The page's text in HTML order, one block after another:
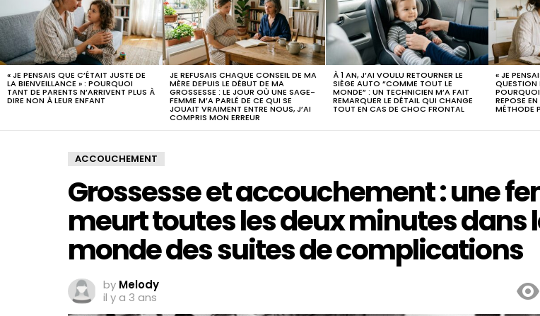
« JE PENSAIS QUE C’ÉTAIT JUSTE DE
LA BIENVEILLANCE » : POURQUOI
TANT DE PARENTS N’ARRIVENT PLUS À
DIRE NON À LEUR ENFANT
JE REFUSAIS CHAQUE CONSEIL DE MA
MÈRE DEPUIS LE DÉBUT DE MA
GROSSESSE : LE JOUR OÙ UNE SAGE-
FEMME M’A PARLÉ DE CE QUI SE
JOUAIT VRAIMENT ENTRE NOUS, J’AI
COMPRIS MON ERREUR
À 1 AN, J’AI VOULU RETOURNER LE
SIÈGE AUTO “COMME TOUT LE
MONDE” : UN TECHNICIEN M’A FAIT
REMARQUER LE DÉTAIL QUI CHANGE
TOUT EN CAS DE CHOC FRONTAL
« JE
QUESTION
POURQUOI
REPOSE
MÉTHODE
ACCOUCHEMENT
Grossesse et accouchement : une
meurt toutes les deux minutes dans
monde des suites de complications
by Melody
il y a 3 ans